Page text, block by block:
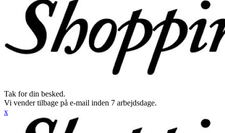
Tak for din besked.
Vi vender tilbage på e-mail inden 7 arbejdsdage.
x